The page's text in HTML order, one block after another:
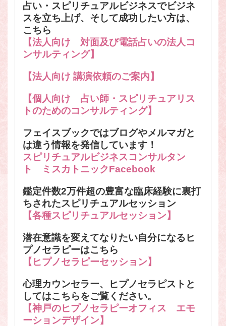
占い・スピリチュアルビジネスでビジネ
スを立ち上げ、そして成功したい方は、
こちら
【法人向け 対面及び電話占いの法人コ
ンサルティング】
【法人向け 講演依頼のご案内】
【個人向け 占い師・スピリチュアリス
トのためのコンサルティング】
フェイスブックではブログやメルマガと
は違う情報を発信しています！
スピリチュアルビジネスコンサルタン
ト ミスカトニックFacebook
鑑定件数2万件超の豊富な臨床経験に裏打
ちされたスピリチュアルセッション
【各種スピリチュアルセッション】
潜在意識を変えてなりたい自分になるヒ
プノセラピーはこちら
【ヒプノセラピーセッション】
心理カウンセラー、ヒプノセラピストと
してはこちらをご覧ください。
【神戸のヒプノセラピーオフィス エモ
ーションデザイン】